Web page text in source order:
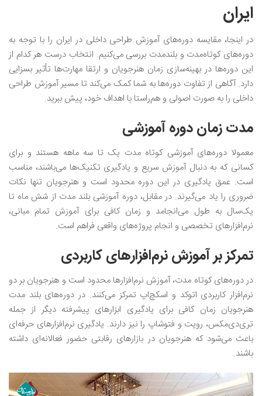
ایران
در اینجا، مقایسه دوره‌های آموزش طراحی داخلی در ایران را با توجه به
دوره‌های کوتاه‌مدت و بلندمدت بررسی می‌کنیم. انتخاب درست هر کدام از
این دوره‌ها در بهینه‌سازی زمان هنرجویان و ارتقا مهارت‌ها تأثیر بسزایی
دارد. آگاهی از تفاوت دوره‌ها به شما کمک می‌کند تا مسیر آموزش طراحی
داخلی را به صورت اصولی و هم‌راستا با اهداف خود، پیش ببرید.
مدت زمان دوره آموزشی
معمولا دوره‌های آموزشی کوتاه مدت یک تا سه ماهه هستند و برای
کسانی که به دنبال آموزش سریع و یادگیری تکنیک‌ها می‌باشند، مناسب
است. عمق یادگیری در این دوره محدود است و هنرجویان تنها نکات
ضروری را یاد می‌گیرند. در مقابل، دوره آموزشی بلند مدت از شش ماه تا
یک‌سال به طول می‌انجامد و زمان کافی برای آموزش تمام مبانی،
نرم‌افزار‌های تخصصی و انجام پروژه‌های واقعی فراهم است.
تمرکز بر آموزش نرم‌افزار‌های کاربردی
در دوره‌های کوتاه مدت، آموزش نرم‌افزار‌ها محدود است و هنرجویان بر دو
نرم‌افزار کاربردی اتوکد و اسکچ‌اپ تمرکز می‌کنند. در دوره‌های بلند مدت
هنرجویان زمان کافی برای یادگیری ابزارهای پیشرفته دیگر از جمله
تری‌دی‌مکس، رویت و فتوشاپ را نیز دارند. یادگیری نرم‌افزارهای حرفه‌ای
باعث می‌شود که هنرجویان در بازارهای رقابتی حضور فعالانه‌ای داشته
باشند.